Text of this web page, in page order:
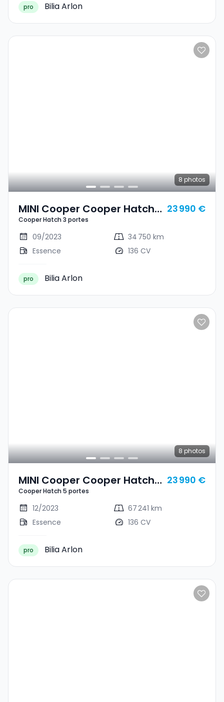
pro Bilia Arlon
8 photos
MINI Cooper Cooper Hatch 3
Portes
Cooper Hatch 3 portes
23 990 €
09/2023
34 750 km
Essence
136 CV
pro Bilia Arlon
8 photos
MINI Cooper Cooper Hatch
5 Portes
Cooper Hatch 5 portes
23 990 €
12/2023
67 241 km
Essence
136 CV
pro Bilia Arlon